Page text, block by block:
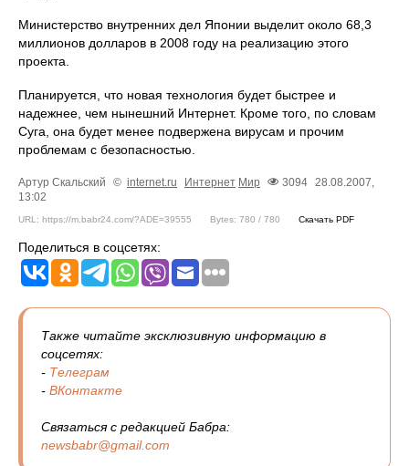
Министерство внутренних дел Японии выделит около 68,3
миллионов долларов в 2008 году на реализацию этого
проекта.
Планируется, что новая технология будет быстрее и
надежнее, чем нынешний Интернет. Кроме того, по словам
Суга, она будет менее подвержена вирусам и прочим
проблемам с безопасностью.
Артур Скальский © internet.ru Интернет Мир 3094 28.08.2007,
13:02
URL: https://m.babr24.com/?ADE=39555 Bytes: 780 / 780 Скачать PDF
Поделиться в соцсетях:
Также читайте эксклюзивную информацию в
соцсетях:
- Телеграм
- ВКонтакте
Связаться с редакцией Бабра:
newsbabr@gmail.com